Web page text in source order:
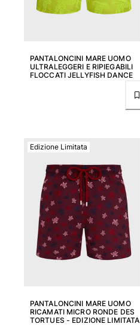
PANTALONCINI MARE UOMO
ULTRALEGGERI E RIPIEGABILI
FLOCCATI JELLYFISH DANCE
PANTALONCINI MARE UOMO
RICAMATI MICRO RONDE DES
TORTUES - EDIZIONE LIMITATA
Edizione Limitata